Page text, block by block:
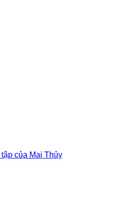
của Mai Thủy